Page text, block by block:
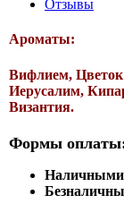
Отзывы
Ароматы:
Вифлием,
Иерусалим,
Византия.
Формы
Наличными